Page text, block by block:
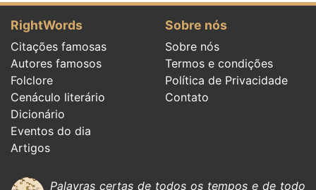
RightWords
Citações famosas
Autores famosos
Folclore
Cenáculo literário
Dicionário
Eventos do dia
Artigos
Sobre nós
Sobre nós
Termos e condições
Política de Privacidade
Contato
Palavras certas de todos os tempos e de todo